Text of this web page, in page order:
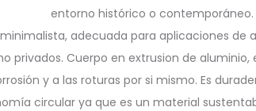
entorno histórico o contemporáneo.
adecuada para aplicaciones de
privados. Cuerpo en extrusion de aluminio,
y a las roturas por si mismo. Es
circular ya que es un material